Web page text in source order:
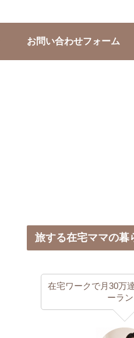
お問い合わせフォーム
旅する在宅ママの暮
在宅ワークで月30万
ーラ